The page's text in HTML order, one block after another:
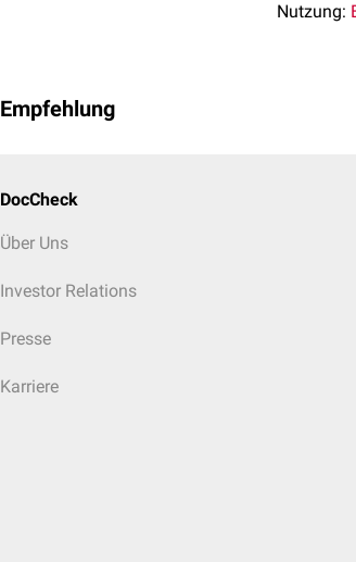
Nutzung:
Empfehlung
DocCheck
Über Uns
Investor Relations
Presse
Karriere